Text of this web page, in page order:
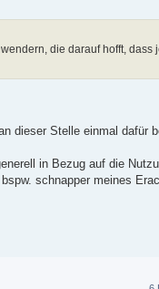
die darauf hofft,
dieser Stelle einmal dafür
in Bezug auf die
schnapper meines